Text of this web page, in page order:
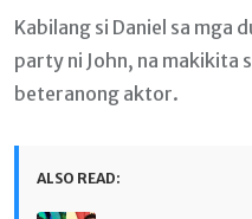
Kabilang si Daniel sa mga
party ni John, na makikita
beteranong aktor.
ALSO READ: